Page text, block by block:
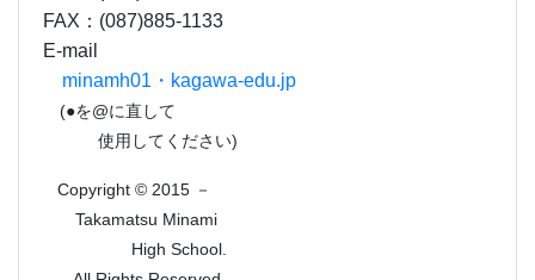
ご注意ください
個人情報が狙われています。ご注意ください！
そのご家族から携帯電話番号、メールアドレス、住所、生年月
日等の個人情報を聞き出そうとする被害が急増しています。
不審な場合は、相手の氏名、連絡先の確認をしたり、学校へ